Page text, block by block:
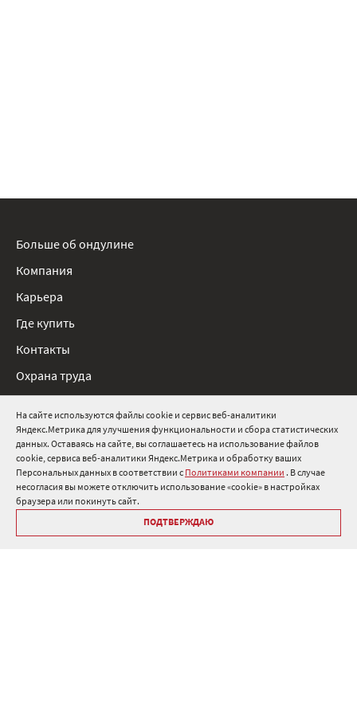
На сайте используются файлы cookie и сервис веб-аналитики
Яндекс.Метрика для улучшения функциональности и сбора статистических
данных. Оставаясь на сайте, вы соглашаетесь на использование файлов
cookie, сервиса веб-аналитики Яндекс.Метрика и обработку ваших
Персональных данных в соответствии с Политиками компании . В случае
несогласия вы можете отключить использование «cookie» в настройках
браузера или покинуть сайт.
ПОДТВЕРЖДАЮ
8 800 511 91 82
info@onduline.ru
Россия Беларусь Казахстан
Больше об ондулине
Компания
Карьера
Где купить
Контакты
Охрана труда